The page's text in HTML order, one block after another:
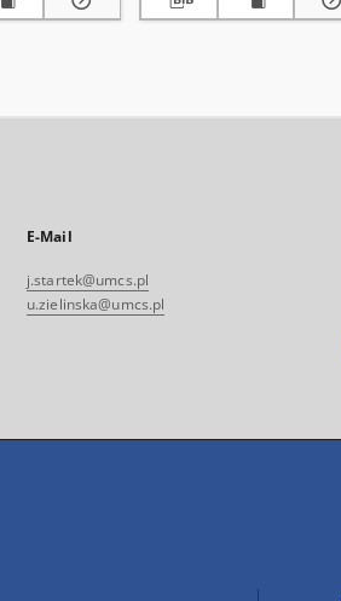
E-Mail
j.startek@umcs.pl
u.zielinska@umcs.pl